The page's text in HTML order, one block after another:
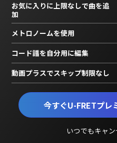
今すぐU-FRETプレ
いつでもキャ
お気に入りに上限なしで曲を追
加
メトロノームを使用
コード譜を自分用に編集
動画プラスでスキップ制限なし